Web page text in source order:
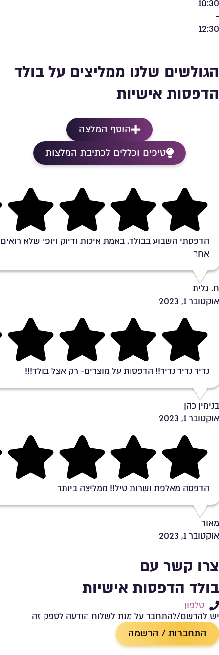
10:30
-
12:30
הגולשים שלנו ממליצים על בולד
הדפסות אישיות
הוסף המלצה
טיפים וכללים לכתיבת המלצות
Rating 5 out of 5
הדפסתי השבוע בבולד. באמת איכות ודיוק ויופי שלא
אחר
ח. גלית
אוקטובר 1, 2023
Rating 5 out of 5
נדיר נדיר נדיר!! הדפסות על מוצרים- רק אצל בולד!!!
בנימין כהן
אוקטובר 1, 2023
Rating 5 out of 5
הדפסה מאלפת ושרות טיל!! ממליצה ביותר
מאור
אוקטובר 1, 2023
צרו קשר עם
בולד הדפסות אישיות
טלפון
יש להרשם/להתחבר על מנת לשלוח הודעה לספק זה
התחברות / הרשמה